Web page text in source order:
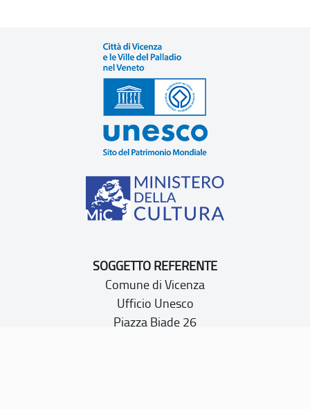
SOGGETTO REFERENTE
Comune di Vicenza
Ufficio Unesco
Piazza Biade 26